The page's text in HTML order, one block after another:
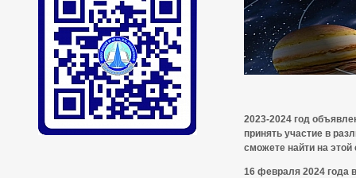
2023-2024 год
принять участие в
сможете найти на этой
16 февраля 2024 года